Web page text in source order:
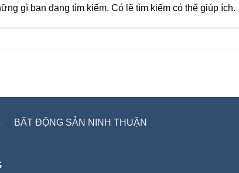
gì bạn đang tìm kiếm. Có lẽ tìm kiếm có thể giúp ích.
BẤT ĐỘNG SẢN NINH THUẬN